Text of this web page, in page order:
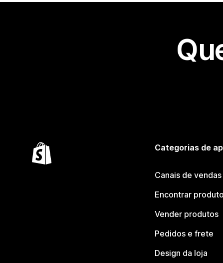
Categorias de
Canais de vendas
Encontrar
Vender produtos
Pedidos e frete
Design da loja